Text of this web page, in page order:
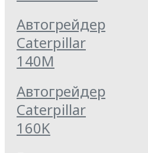
Автогрейдер
Caterpillar
140M
Автогрейдер
Caterpillar
160K